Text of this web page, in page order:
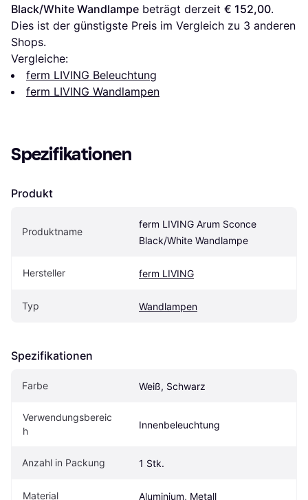
Black/White Wandlampe beträgt derzeit € 152,00.
Dies ist der günstigste Preis im Vergleich zu 3 anderen
Shops.
Vergleiche:
ferm LIVING Beleuchtung
ferm LIVING Wandlampen
Spezifikationen
Produkt
Produktname
ferm LIVING Arum Sconce
Black/White Wandlampe
Hersteller ferm LIVING
Typ Wandlampen
Spezifikationen
Farbe Weiß, Schwarz
Verwendungsbereic
h
Innenbeleuchtung
Anzahl in Packung 1 Stk.
Material Aluminium, Metall